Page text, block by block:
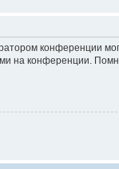
конференции
на конференции.